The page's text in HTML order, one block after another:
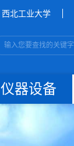
西北工业大学
仪器设备